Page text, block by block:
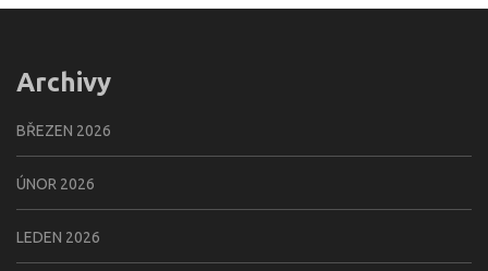
Archivy
BŘEZEN 2026
ÚNOR 2026
LEDEN 2026